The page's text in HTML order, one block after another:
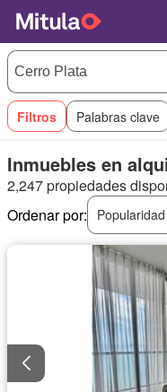
Filtros Palabras clave
Inmuebles en
2,247 propiedades
Ordenar por:
Popularidad